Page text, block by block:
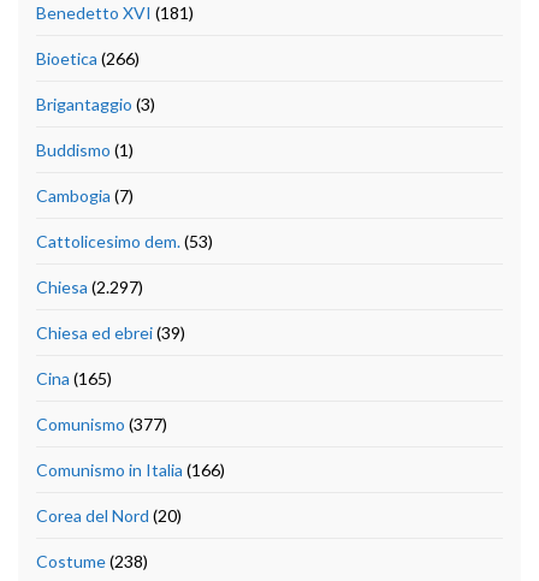
Benedetto XVI (181)
Bioetica (266)
Brigantaggio (3)
Buddismo (1)
Cambogia (7)
Cattolicesimo dem.(53)
Chiesa (2.297)
Chiesa ed ebrei(39)
Cina (165)
Comunismo (377)
Comunismo in Italia (166)
Corea del Nord (20)
Costume(238)